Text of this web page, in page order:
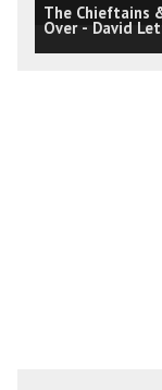
The Chieftains
Over - David